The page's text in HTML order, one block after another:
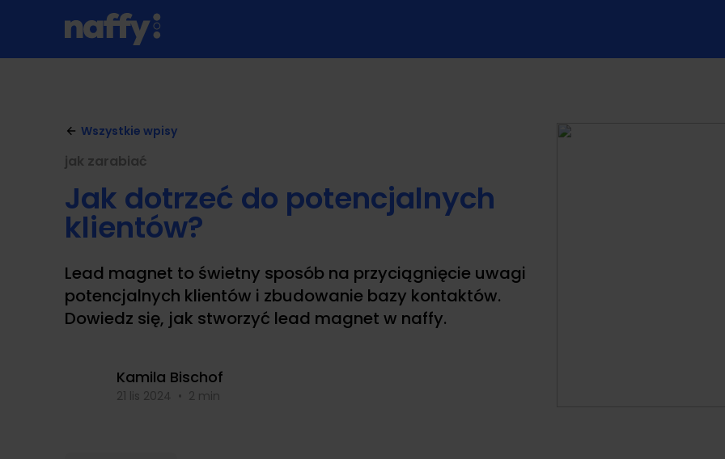
Wszystkie wpisy
jak zarabiać
Jak dotrzeć do potencjalnych
klientów?
Lead magnet to świetny sposób na przyciągnięcie uwagi
potencjalnych klientów i zbudowanie bazy kontaktów.
Dowiedz się, jak stworzyć lead magnet w naffy.
Kamila Bischof
21 lis 2024 • 2 min